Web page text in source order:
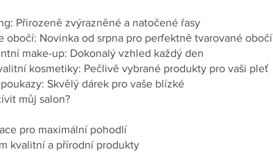
Přirozeně zvýrazněné a natočené řasy
obočí: Novinka od srpna pro perfektně tvarované obočí
make-up: Dokonalý vzhled každý den
kosmetiky: Pečlivě vybrané produkty pro vaši pleť
Skvělý dárek pro vaše blízké
můj salon?
pro maximální pohodlí
kvalitní a přírodní produkty